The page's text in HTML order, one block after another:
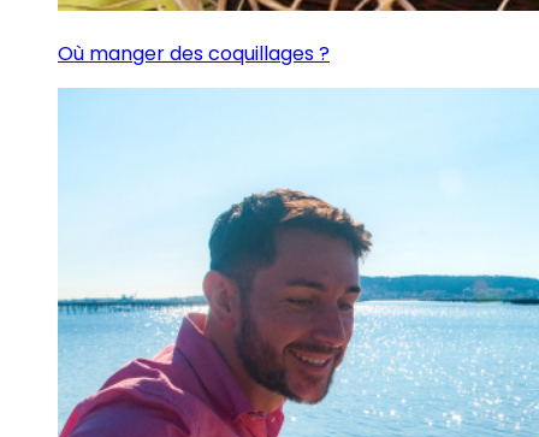
Où manger des coquillages ?